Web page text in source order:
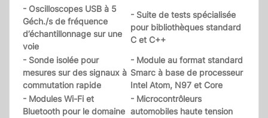
- Oscilloscopes USB à 5
Géch./s de fréquence
d’échantillonnage sur une
voie
- Suite de tests spécialisée
pour bibliothèques standard
C et C++
- Sonde isolée pour
mesures sur des signaux à
commutation rapide
- Module au format standard
Smarc à base de processeur
Intel Atom, N97 et Core
- Modules Wi-Fi et
Bluetooth pour le domaine
- Microcontrôleurs
automobiles haute tension